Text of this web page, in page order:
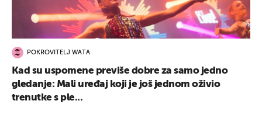
POKROVITELJ WATA
Kad su uspomene previše dobre za samo jedno
gledanje: Mali uređaj koji je još jednom oživio
trenutke s ple...